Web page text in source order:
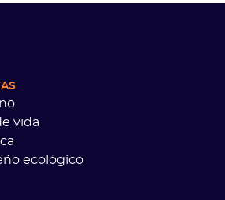
vida
ecológico